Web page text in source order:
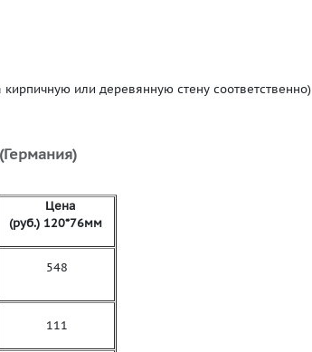
или деревянную стену соответственно)
Цена
(руб.) 120*76мм
548
111